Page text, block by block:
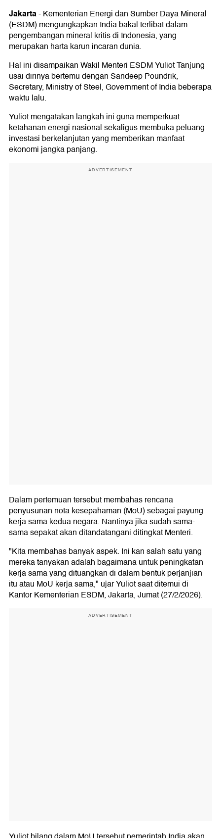
Jakarta-Kementerian Energi dan Sumber Daya Mineral
(ESDM) mengungkapkan India bakal terlibat dalam
pengembangan mineral kritis di Indonesia, yang
merupakan harta karun incaran dunia.
Hal ini disampaikan Wakil Menteri ESDM Yuliot Tanjung
usai dirinya bertemu dengan Sandeep Poundrik,
Secretary, Ministry of Steel, Government of India beberapa
waktu lalu.
Yuliot mengatakan langkah ini guna memperkuat
ketahanan energi nasional sekaligus membuka peluang
investasi berkelanjutan yang memberikan manfaat
ekonomi jangka panjang.
ADVERTISEMENT
Dalam pertemuan tersebut membahas rencana
penyusunan nota kesepahaman (MoU) sebagai payung
kerja sama kedua negara. Nantinya jika sudah sama-
sama sepakat akan ditandatangani ditingkat Menteri.
"Kita membahas banyak aspek. Ini kan salah satu yang
mereka tanyakan adalah bagaimana untuk peningkatan
kerja sama yang dituangkan di dalam bentuk perjanjian
itu atau MoU kerja sama," ujar Yuliot saat ditemui di
Kantor Kementerian ESDM, Jakarta, Jumat (27/2/2026).
ADVERTISEMENT